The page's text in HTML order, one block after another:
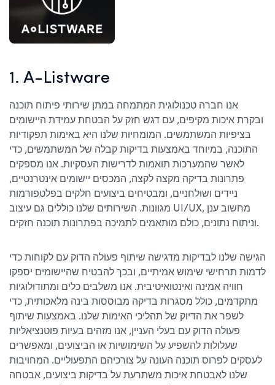
1. A-Listware
אנו חברה טכנולוגית המתמחה במתן שירותי פיתוח תוכנה
ובקרת איכות מקיפים, עם דגש חזק על הבטחת עמידת היישומים
בציפיות המשתמשים. המומחיות שלנו היא באימות תפקודיות
התוכנה, במיוחד באמצעות בדיקות קבלה של המשתמשים, כדי
לאשר שהמערכות תואמות לדרישות העסקיות. אנו מספקים
פתרונות בדיקה מקצה לקצה, המכסים יישומים אינטרנטיים,
ניידים ושולחניים, ומבטיחים ביצועים חלקים בפלטפורמות
מגוונות. השירותים שלנו כוללים גם עיצוב UI/UX, מחשוב ענן
וניתוח נתונים, כולם מותאמים לתמיכה בפתרונות תוכנה חזקים.
הגישה שלנו לבדיקות מדגישה שיתוף פעולה הדוק עם לקוחות כדי
לדמות תרחישי שימוש אמיתיים, ובכך להבטיח שהיישומים יספקו
חוויה אמינה ואינטואיטיבית. אנו משלבים כלים ומתודולוגיות
מתקדמים, כולל מסגרות בדיקה מבוססות בינה מלאכותית, כדי
לשפר את הדיוק של תהליכי האימות שלנו. באמצעות שיתוף
פעולה הדוק עם בעלי העניין, אנו מזהים בעיות פוטנציאליות
שעלולות להשפיע על השימושיות או הביצועים, ומאפשרים
לעסקים לפרוס תוכנה העונה על צורכיהם התפעוליים. המחויבות
שלנו לאבטחת איכות משתרעת על בדיקות ביצועים, אבטחה